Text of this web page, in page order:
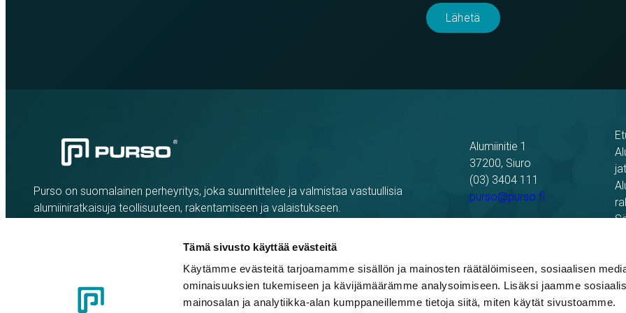
Tämä sivusto käyttää evästeitä
Käytämme evästeitä tarjoamamme sisällön ja mainosten räätälöimiseen, sosiaalisen
ominaisuuksien tukemiseen ja kävijämäärämme analysoimiseen. Lisäksi jaamme
mainosalan ja analytiikka-alan kumppaneillemme tietoja siitä, miten käytät sivustoamme.
Purso on suomalainen perheyritys, joka suunnittelee ja valmistaa vastuullisia
alumiiniratkaisuja teollisuuteen, rakentamiseen ja valaistukseen.
Alumiinitie 1
37200, Siuro
(03) 3404 111
purso@purso.fi